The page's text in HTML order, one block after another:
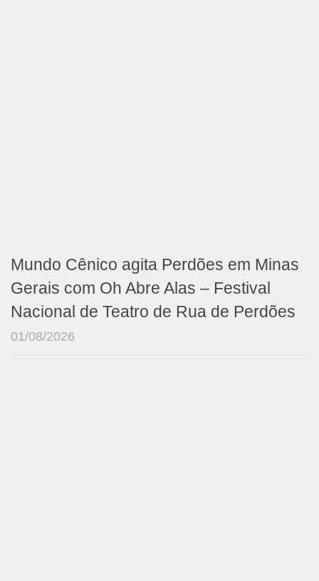
Mundo Cênico agita Perdões em Minas
Gerais com Oh Abre Alas – Festival
Nacional de Teatro de Rua de Perdões
01/08/2026